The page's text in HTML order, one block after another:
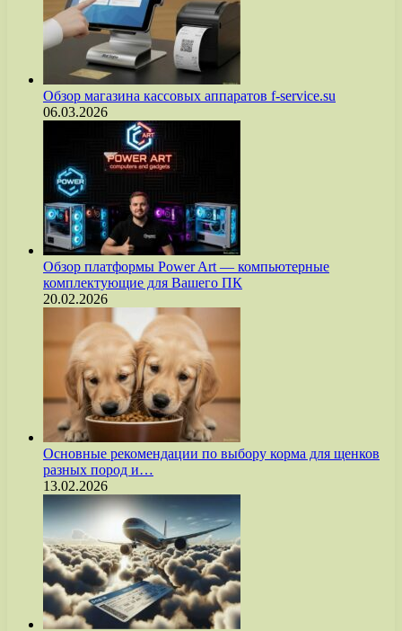
Обзор магазина кассовых аппаратов f-service.su
06.03.2026
Обзор платформы Power Art — компьютерные
комплектующие для Вашего ПК
20.02.2026
Основные рекомендации по выбору корма для щенков
разных пород и…
13.02.2026